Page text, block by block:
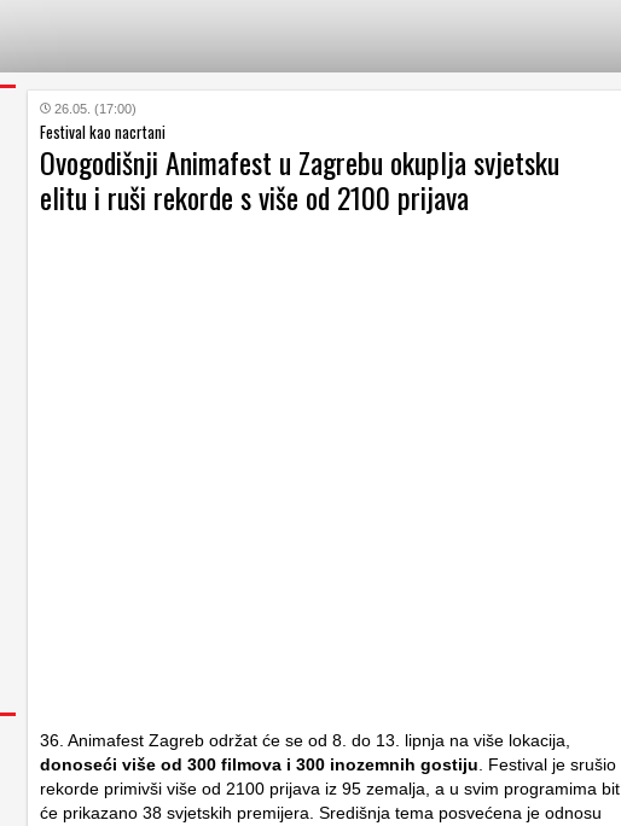
26.05. (17:00)
Festival kao nacrtani
Ovogodišnji Animafest u Zagrebu okuplja svjetsku
elitu i ruši rekorde s više od 2100 prijava
36. Animafest Zagreb održat će se od 8. do 13. lipnja na više lokacija,
donoseći više od 300 filmova i 300 inozemnih gostiju . Festival je srušio
rekorde primivši više od 2100 prijava iz 95 zemalja, a u svim programima bit
će prikazano 38 svjetskih premijera. Središnja tema posvećena je odnosu